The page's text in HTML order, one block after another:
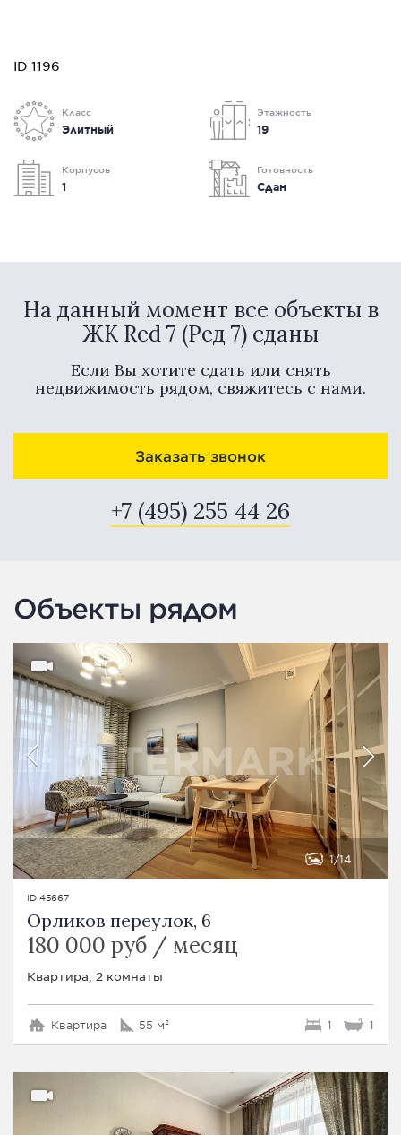
ID 1196
Класс
Элитный
Этажность
19
Корпусов
1
Готовность
Сдан
На данный момент все объекты в
ЖК Red 7 (Ред 7) сданы
Если Вы хотите сдать или снять
недвижимость рядом, свяжитесь с нами.
Заказать звонок
+7 (495) 255 44 26
Объекты рядом
1 14
ID 45667
Орликов переулок, 6
180 000 руб / месяц
Квартира, 2 комнаты
Квартира 55 м² 1 1